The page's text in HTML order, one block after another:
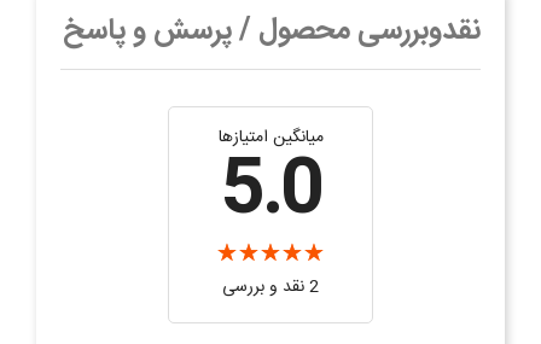
نقدوبررسی محصول / پرسش و پاسخ
میانگین امتیازها
5.0
2 نقد و بررسی‌‌